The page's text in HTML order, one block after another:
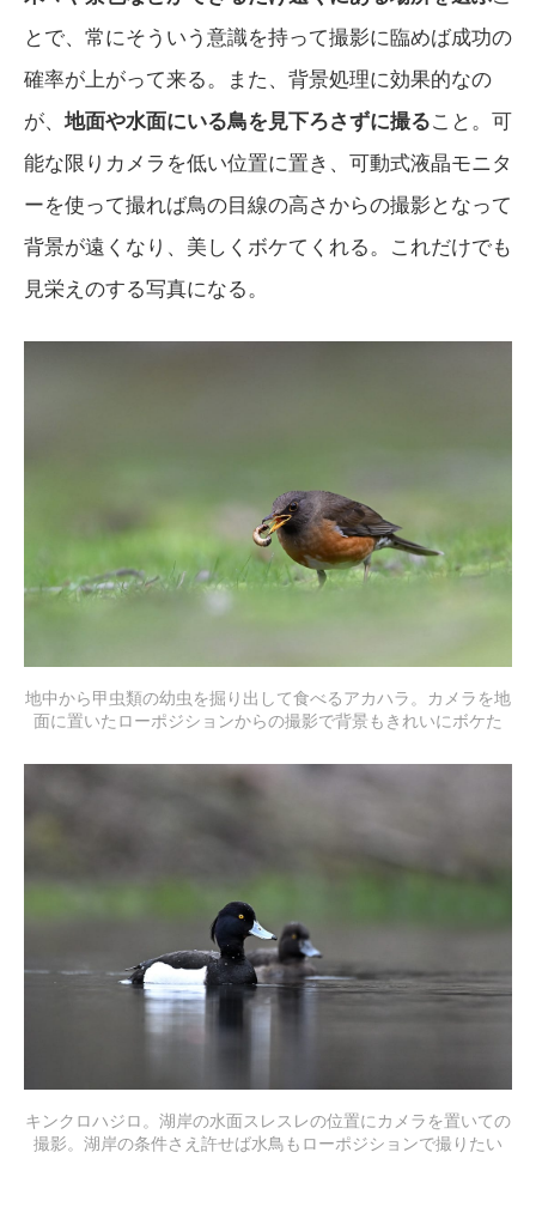
とで、常にそういう意識を持って撮影に臨めば成功の
確率が上がって来る。また、背景処理に効果的なの
が、 地面や水面にいる鳥を見下ろさずに撮ること。可
能な限りカメラを低い位置に置き、可動式液晶モニタ
ーを使って撮れば鳥の目線の高さからの撮影となって
背景が遠くなり、美しくボケてくれる。これだけでも
見栄えのする写真になる。
地中から甲虫類の幼虫を掘り出して食べるアカハラ。カメラを地
面に置いたローポジションからの撮影で背景もきれいにボケた
キンクロハジロ。湖岸の水面スレスレの位置にカメラを置いての
撮影。湖岸の条件さえ許せば水鳥もローポジションで撮りたい